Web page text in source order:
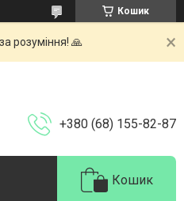
Кошик
розуміння! 🙏
+380 (68) 155-82-87
Кошик